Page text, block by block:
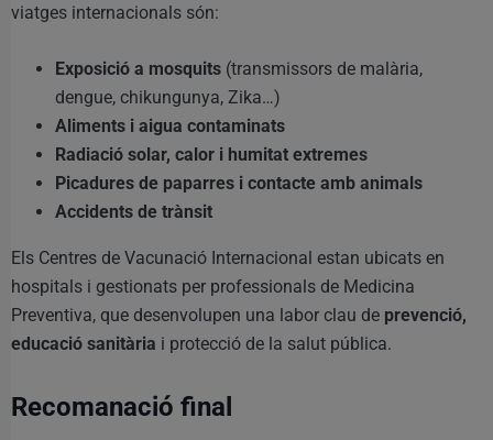
viatges internacionals són:
Exposició a mosquits (transmissors de malària,
dengue, chikungunya, Zika…)
Aliments i aigua contaminats
Radiació solar, calor i humitat extremes
Picadures de paparres i contacte amb animals
Accidents de trànsit
Els Centres de Vacunació Internacional estan ubicats en
hospitals i gestionats per professionals de Medicina
Preventiva, que desenvolupen una labor clau de prevenció,
educació sanitària i protecció de la salut pública.
Recomanació final